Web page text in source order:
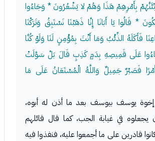
بِأَمْرِهِمْ هَذَا وَهُمْ لا يَشْعُرُونَ * وَجَاءُوا
* قَالُوا يَا أَبَانَا إِنَّا ذَهَبْنَا نَسْتَبِقُ وَتَرَكْنَا
فَأَكَلَهُ الذِّئْبُ وَمَا أَنْتَ بِمُؤْمِنٍ لَنَا وَلَوْ كُنَّا
عَلَى قَمِيصِهِ بِدَمٍ كَذِبٍ قَالَ بَلْ سَوَّلَتْ
فَصَبْرٌ جَمِيلٌ وَاللَّهُ الْمُسْتَعَانُ عَلَى مَا
يوسف بيوسف بعد ما أذن له أبوه،
يجعلوه في غيابة الجب، كما قال قائلهم
قادرين على ما أجمعوا عليه، فنفذوا فيه